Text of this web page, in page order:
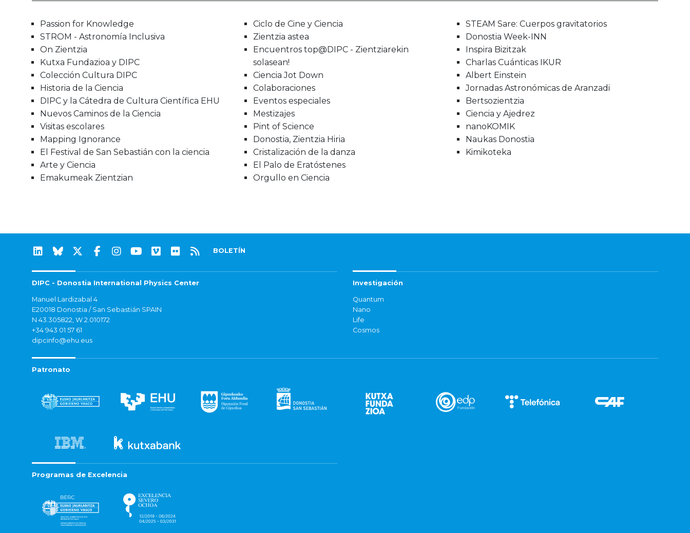
Passion for Knowledge
STROM - Astronomía Inclusiva
On Zientzia
Kutxa Fundazioa y DIPC
Colección Cultura DIPC
Historia de la Ciencia
DIPC y la Cátedra de Cultura Científica EHU
Nuevos Caminos de la Ciencia
Visitas escolares
Mapping Ignorance
El Festival de San Sebastián con la ciencia
Arte y Ciencia
Emakumeak Zientzian
Ciclo de Cine y Ciencia
Zientzia astea
Encuentros top@DIPC - Zientziarekin
solasean!
Ciencia Jot Down
Colaboraciones
Eventos especiales
Mestizajes
Pint of Science
Donostia, Zientzia Hiria
Cristalización de la danza
El Palo de Eratóstenes
Orgullo en Ciencia
STEAM Sare: Cuerpos gravitatorios
Donostia Week-INN
Inspira Bizitzak
Charlas Cuánticas IKUR
Albert Einstein
Jornadas Astronómicas de Aranzadi
Bertsozientzia
Ciencia y Ajedrez
nanoKOMIK
Naukas Donostia
Kimikoteka
BOLETÍN
DIPC - Donostia International Physics Center
Manuel Lardizabal 4
E20018 Donostia / San Sebastián SPAIN
N 43.305822, W 2.010172
+34 943 01 57 61
dipcinfo@ehu.eus
Investigación
Quantum
Nano
Life
Cosmos
Patronato
Programas de Excelencia